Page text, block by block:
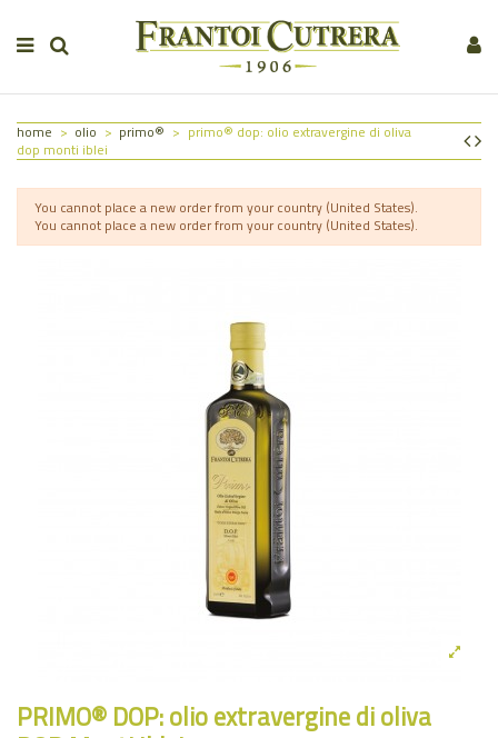
home olio primo®
primo® dop: olio extravergine di oliva
dop monti iblei
You cannot place a new order from your country (United States).
You cannot place a new order from your country (United States).
PRIMO® DOP: olio extravergine di oliva